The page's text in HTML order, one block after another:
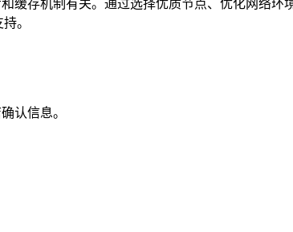
缓存机制有关。通过选择优质节点、优化网络
。
认信息。